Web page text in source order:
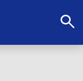
search